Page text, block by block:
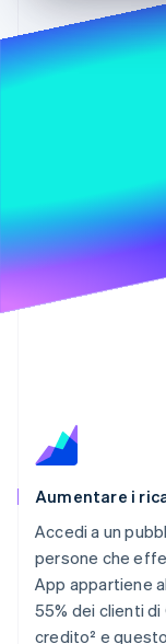
Scopri cosa ti
Radar
Prevenzione
Rimozione del
Identity
Verifica online
Aumentare i
Accedi a un
persone che
App appartiene
55% dei clienti
credito² e